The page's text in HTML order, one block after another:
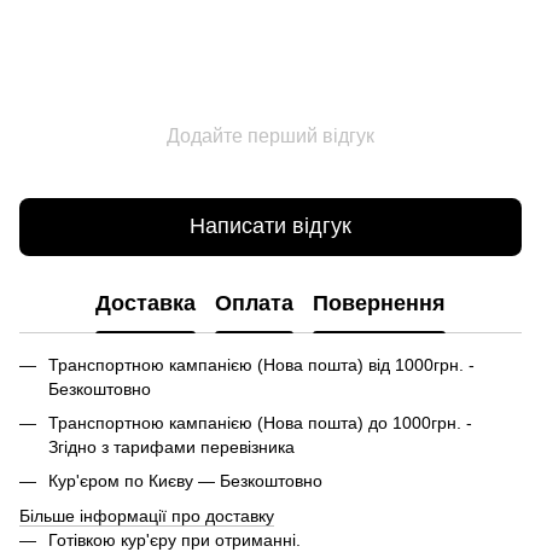
Додайте перший відгук
Написати відгук
Доставка Оплата Повернення
Транспортною кампанією (Нова пошта) від 1000грн. -
Безкоштовно
Транспортною кампанією (Нова пошта) до 1000грн. -
Згідно з тарифами перевізника
Кур'єром по Києву — Безкоштовно
Більше інформації про доставку
Готівкою кур'єру при отриманні.